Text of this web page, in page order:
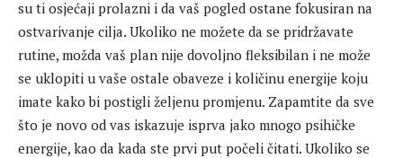
su ti osjećaji prolazni i da vaš pogled ostane fokusiran na
ostvarivanje cilja. Ukoliko ne možete da se pridržavate
rutine, možda vaš plan nije dovoljno fleksibilan i ne može
se uklopiti u vaše ostale obaveze i količinu energije koju
imate kako bi postigli željenu promjenu. Zapamtite da sve
što je novo od vas iskazuje isprva jako mnogo psihičke
energije, kao da kada ste prvi put počeli čitati. Ukoliko se